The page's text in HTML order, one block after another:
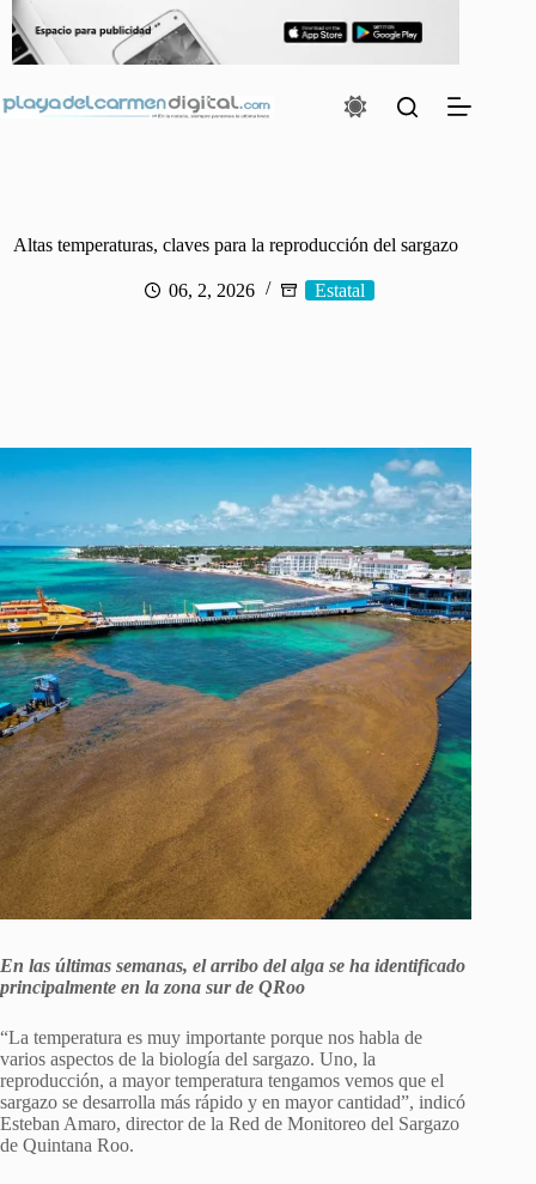
contenido
Altas temperaturas, claves para la reproducción del sargazo
06, 2, 2026 Estatal
En las últimas semanas, el arribo del alga se ha identificado
principalmente en la zona sur de QRoo
“La temperatura es muy importante porque nos habla de
varios aspectos de la biología del sargazo. Uno, la
reproducción, a mayor temperatura tengamos vemos que el
sargazo se desarrolla más rápido y en mayor cantidad”, indicó
Esteban Amaro, director de la Red de Monitoreo del Sargazo
de Quintana Roo.